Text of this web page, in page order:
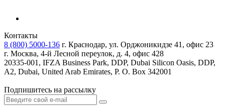
Контакты
8 (800) 5000-136 г. Краснодар, ул. Орджоникидзе 41, офис 23
г. Москва, 4-й Лесной переулок, д. 4, офис 428
20335-001, IFZA Business Park, DDP, Dubai Silicon Oasis, DDP,
A2, Dubai, United Arab Emirates, P. O. Box 342001
Подпишитесь на рассылку